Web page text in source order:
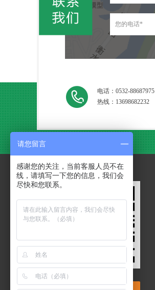
电话：0532-88687975
热线：13698682232
请您留言
感谢您的关注，当前客服人员不在
线，请填写一下您的信息，我们会
尽快和您联系。